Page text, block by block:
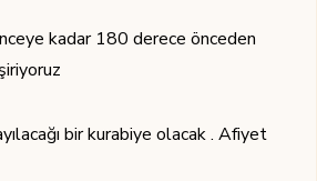
kadar 180 derece önceden
bir kurabiye olacak . Afiyet